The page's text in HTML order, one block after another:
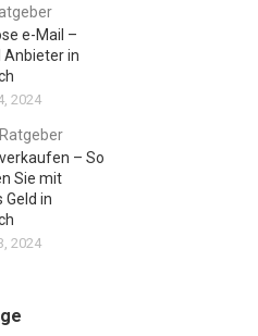
e-Mail –
Anbieter in
2024
– So
Sie mit
Geld in
2024